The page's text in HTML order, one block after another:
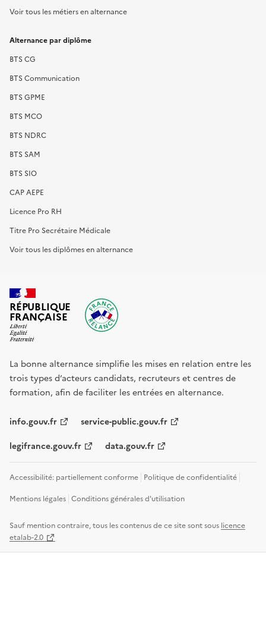
Voir tous les métiers en alternance
Alternance par diplôme
BTS CG
BTS Communication
BTS GPME
BTS MCO
BTS NDRC
BTS SAM
BTS SIO
CAP AEPE
Licence Pro RH
Titre Pro Secrétaire Médicale
Voir tous les diplômes en alternance
RÉPUBLIQUE
FRANÇAISE
La bonne alternance simplifie les mises en relation entre les
trois types d’acteurs candidats, recruteurs et centres de
formation, afin de faciliter les entrées en alternance.
info.gouv.fr service-public.gouv.fr
legifrance.gouv.fr data.gouv.fr
Accessibilité: partiellement conforme Politique de confidentialité
Mentions légales Conditions générales d'utilisation
Sauf mention contraire, tous les contenus de ce site sont sous licence
etalab-2.0